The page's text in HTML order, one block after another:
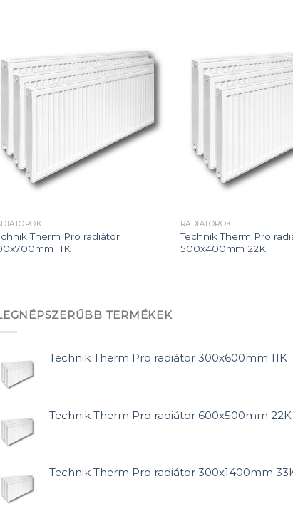
Add to
wishlist
Therm Pro radiátor
11K
RADIÁTOROK
Technik Therm Pro
500x400mm 22K
TERMÉKEK
Technik Therm Pro radiátor 300x600mm 11K
Technik Therm Pro radiátor 600x500mm 22K
Technik Therm Pro radiátor 300x1400mm